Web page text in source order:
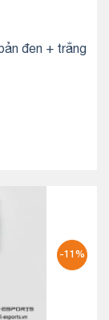
đen + trắng
-11%